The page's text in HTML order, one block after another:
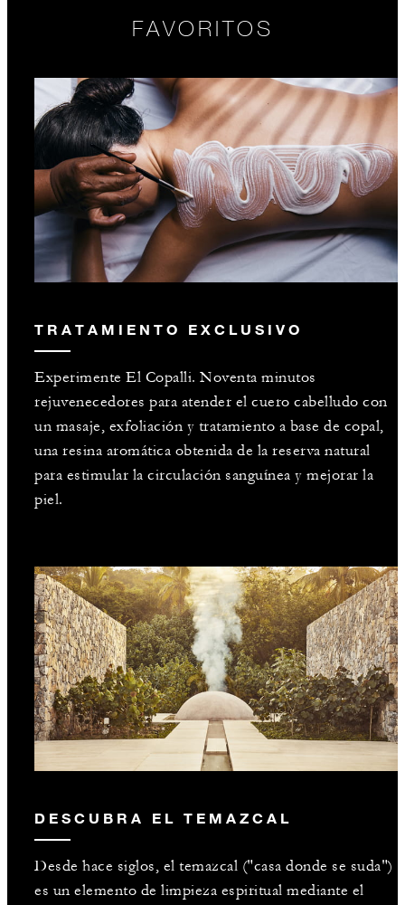
FAVORITOS
TRATAMIENTO EXCLUSIVO
Experimente El Copalli. Noventa minutos
rejuvenecedores para atender el cuero cabelludo con
un masaje, exfoliación y tratamiento a base de copal,
una resina aromática obtenida de la reserva natural
para estimular la circulación sanguínea y mejorar la
piel.
DESCUBRA EL TEMAZCAL
Desde hace siglos, el temazcal ("casa donde se suda")
es un elemento de limpieza espiritual mediante el